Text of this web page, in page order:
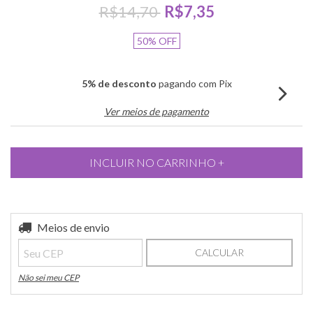
R$14,70 R$7,35
50% OFF
5% de desconto pagando com Pix
Ver meios de pagamento
Entregas para o CEP:
Meios de envio
CALCULAR
Não sei meu CEP